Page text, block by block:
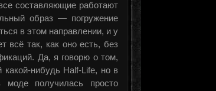
составляющие работают
образ — погружение
в этом направлении, и у
всё так, как оно есть, без
Да, я говорю о том,
нибудь Half-Life, но в
получилась просто